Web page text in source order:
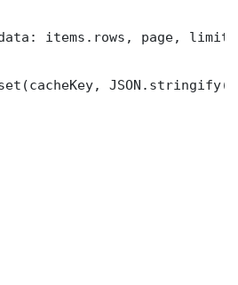
items.rows, page,